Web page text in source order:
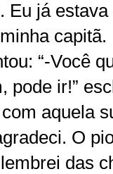
Eu já
“-Você
pode ir!”
aquela
O
das